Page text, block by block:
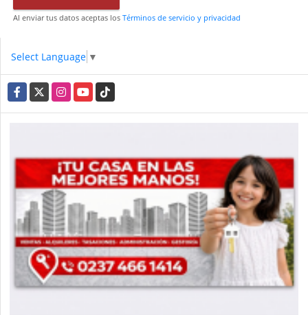
Al enviar tus datos aceptas los Términos de servicio y privacidad
Select Language ▼
Facebook
X InstagramYouTubeTikTok